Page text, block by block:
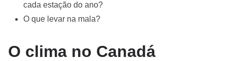
cada estação do ano?
O que levar na mala?
O clima no Canadá